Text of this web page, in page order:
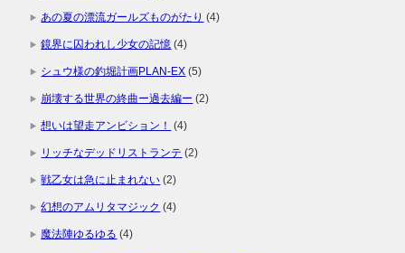
あの夏の漂流ガールズものがたり (4)
鏡界に囚われし少女の記憶 (4)
シュウ様の釣堀計画PLAN-EX (5)
崩壊する世界の終曲ー過去編ー (2)
想いは望走アンビション！ (4)
リッチなデッドリストランテ (2)
戦乙女は急に止まれない (2)
幻想のアムリタマジック (4)
魔法陣ゆるゆる (4)